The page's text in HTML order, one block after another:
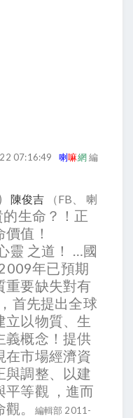
22 07:16:49喇嘛網編
陳俊吉 （FB、 喇
生命？！正
值！
靈 之道！ …國
年已預期
重要缺失對有
首先提出全球
立以物質、生
義概念！提供
在市場經濟資
與調整、以建
平等觀 ，進而
。
編輯部 2011-